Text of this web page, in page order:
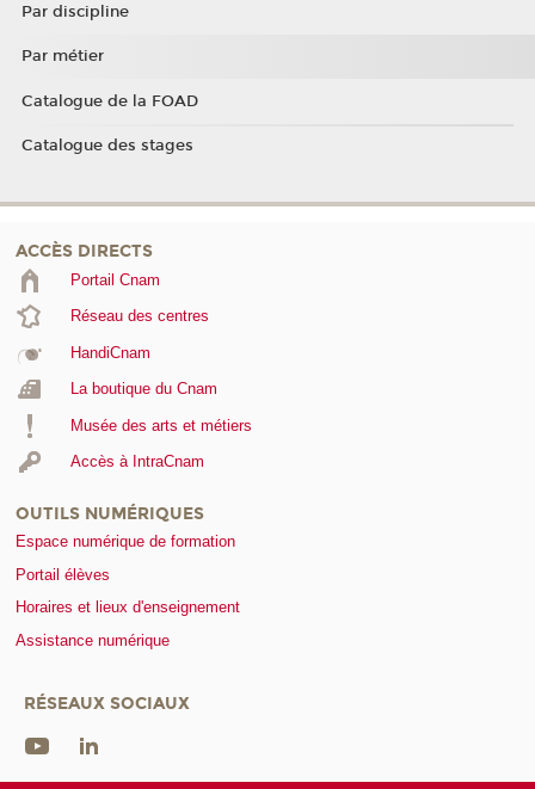
Par discipline
Par métier
Catalogue de la FOAD
Catalogue des stages
ACCÈS DIRECTS
Portail Cnam
Réseau des centres
HandiCnam
La boutique du Cnam
Musée des arts et métiers
Accès à IntraCnam
OUTILS NUMÉRIQUES
Espace numérique de formation
Portail élèves
Horaires et lieux d'enseignement
Assistance numérique
RÉSEAUX SOCIAUX